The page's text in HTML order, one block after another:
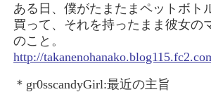
ある日、僕がたまたまペットボト
買って、それを持ったまま彼女の
のこと。
http://
＊gr0sscandyGirl:最近の主旨